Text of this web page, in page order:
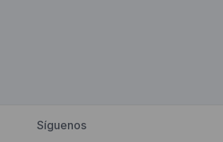
Síguenos